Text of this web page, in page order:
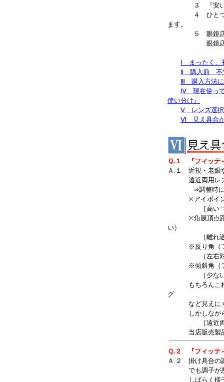
３ 『安いレン
４ ひとつづつ
ます。
５ 眼鏡店や店
眼鏡店の技術
Ⅰ まったく、
Ⅱ 購入前 不
Ⅲ 購入方法に
Ⅳ 現在使って
使い分け』
Ⅴ レンズ選択
Ⅵ 見え具合が
Ｑ.１ 『フィッテ
Ａ.１ 近視・老眼
遠近両用レンズ
⇒調整時に確
※アイポイン
［高い⇒遠く
※角膜頂点距離
い）
［離れ過ぎ⇒
※反り角（フ
［左右対称
※傾斜角（フレ
［少ない場合
もちろんこれ以
グ
など見えにく
しかしながら、
［遠近両用レ
当店販売製品以
Ｑ.２ 『フィッテ
Ａ.２ 掛け具合の
でも調子が悪
しばらく様子を